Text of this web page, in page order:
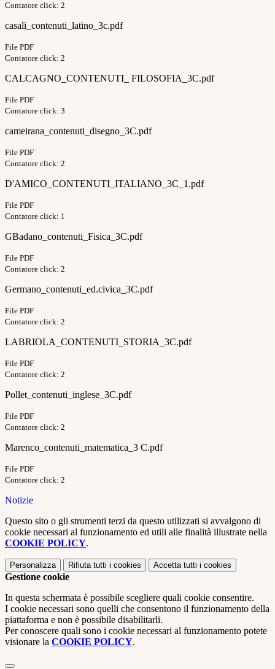
Contatore click: 2
casali_contenuti_latino_3c.pdf
File PDF
Contatore click: 2
CALCAGNO_CONTENUTI_ FILOSOFIA_3C.pdf
File PDF
Contatore click: 3
cameirana_contenuti_disegno_3C.pdf
File PDF
Contatore click: 2
D'AMICO_CONTENUTI_ITALIANO_3C_1.pdf
File PDF
Contatore click: 1
GBadano_contenuti_Fisica_3C.pdf
File PDF
Contatore click: 2
Germano_contenuti_ed.civica_3C.pdf
File PDF
Contatore click: 2
LABRIOLA_CONTENUTI_STORIA_3C.pdf
File PDF
Contatore click: 2
Pollet_contenuti_inglese_3C.pdf
File PDF
Contatore click: 2
Marenco_contenuti_matematica_3 C.pdf
File PDF
Contatore click: 2
Notizie
Questo sito o gli strumenti terzi da questo utilizzati si avvalgono di
cookie necessari al funzionamento ed utili alle finalità illustrate nella
COOKIE POLICY.
Personalizza Rifiuta tutti i cookies Accetta tutti i cookies
Gestione cookie
In questa schermata è possibile scegliere quali cookie consentire.
I cookie necessari sono quelli che consentono il funzionamento della
piattaforma e non è possibile disabilitarli.
Per conoscere quali sono i cookie necessari al funzionamento potete
visionare la COOKIE POLICY.